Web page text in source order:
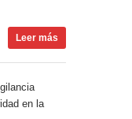
Leer más